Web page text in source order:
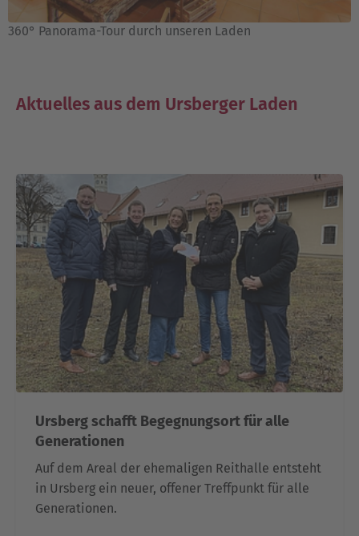
360° Panorama-Tour durch unseren Laden
Aktuelles aus dem Ursberger Laden
Ursberg schafft Begegnungsort für alle
Generationen
Auf dem Areal der ehemaligen Reithalle entsteht
in Ursberg ein neuer, offener Treffpunkt für alle
Generationen.